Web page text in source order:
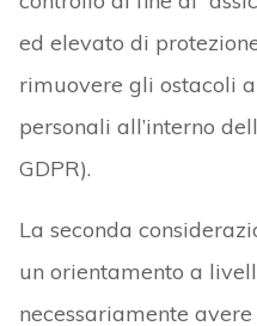
ed elevato di
rimuovere gli ostacoli
personali all’interno
GDPR).
La seconda
un orientamento a
necessariamente